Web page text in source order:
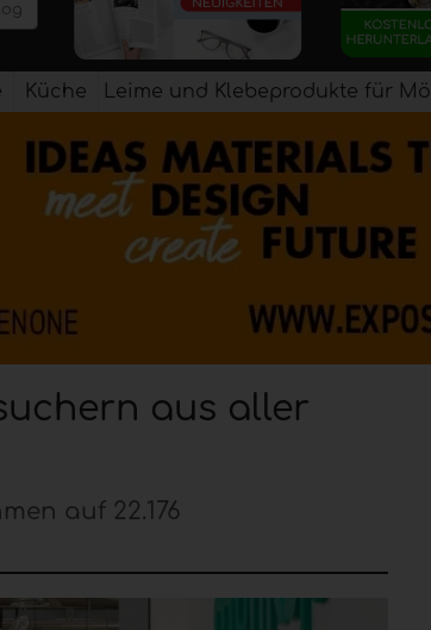
Küche Leime und Klebeprodukte für
aus aller
auf 22.176